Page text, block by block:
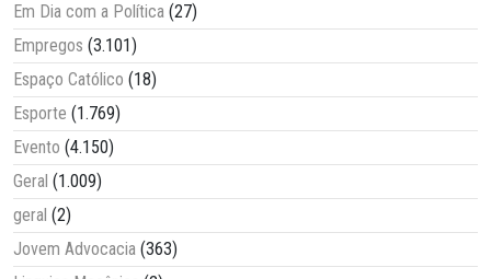
Em Dia com a Política (27)
Empregos (3.101)
Espaço Católico (18)
Esporte (1.769)
Evento (4.150)
Geral (1.009)
geral (2)
Jovem Advocacia (363)